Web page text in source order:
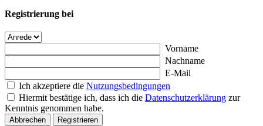
Registrierung bei
Vorname
Nachname
E-Mail
Ich akzeptiere die Nutzungsbedingungen
Hiermit bestätige ich, dass ich die Datenschutzerklärung zur
Kenntnis genommen habe.
Abbrechen Registrieren